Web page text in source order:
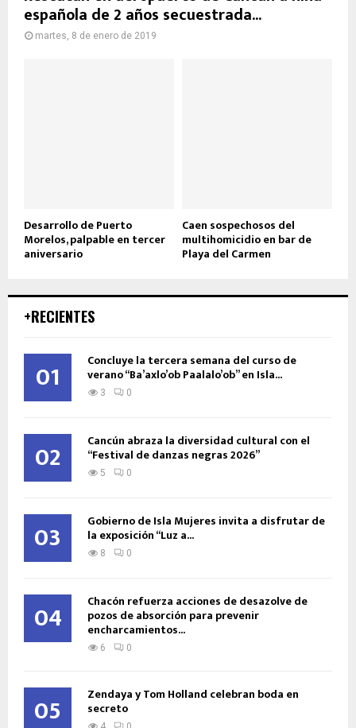
española de 2 años secuestrada...
martes, 8 de enero de 2019
Desarrollo de Puerto
Morelos, palpable en tercer
aniversario
Caen sospechosos del
multihomicidio en bar de
Playa del Carmen
+RECIENTES
01 Concluye la tercera semana del curso de
verano “Ba’axlo’ob Paalalo’ob” en Isla...
3 0
02 Cancún abraza la diversidad cultural con el
“Festival de danzas negras 2026”
5 0
03 Gobierno de Isla Mujeres invita a disfrutar de
la exposición “Luz a...
8 0
04 Chacón refuerza acciones de desazolve de
pozos de absorción para prevenir
encharcamientos...
6 0
05 Zendaya y Tom Holland celebran boda en
secreto